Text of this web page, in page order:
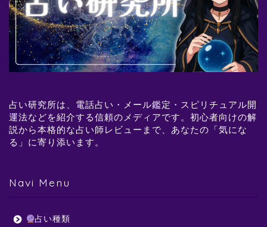
占い研究所は、電話占い・メール鑑定・スピリチュアル開
運法などを紹介する信頼のメディアです。初心者向けの解
説から本格的な占い師レビューまで、あなたの「気にな
る」に寄り添います。
Navi Menu
占い種類